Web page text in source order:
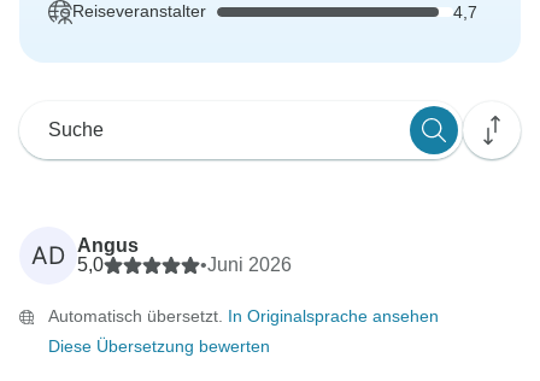
Reiseveranstalter 4,7
AD
Angus
5,0
•Juni 2026
Automatisch übersetzt. In Originalsprache ansehen
Diese Übersetzung bewerten